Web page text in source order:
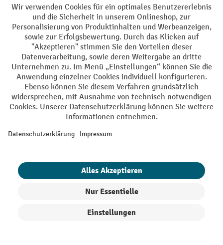
regelmäßig Montage-, Maler- oder Reparaturarbeiten in der
Höhe ausführen: Eine stabile und sichere Stufen-Stehleiter
aus unserem Sortiment ist hierfür ein unverzichtbares
Hilfsmittel. Dienach DIN EN 131 zertifiziertenLeitern
können dank der Spreizsicherungfrei im Raum aufgestellt
werden und benötigen im Gegensatz zuAnlegeleiternkeine
vertikale Anstellfläche. Daher sind Stufen-Stehleitern ideal
für den flexiblen Einsatz in Innenräumen geeignet.
Sprossenstehleitern bietet eine Stufen-Stehleiter
zudemrutschfeste Stufen mit einer komfortablen
beidhändige Arbeiten mit sicherem Stand ausgeführt oder
Arbeitsmittel abgelegt werden können. Jede Stufen-
Stehleiter aus unserem Onlineshop ist aus Aluminium